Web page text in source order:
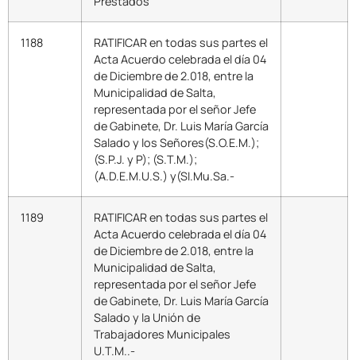
1188
RATIFICAR en todas sus partes el
Acta Acuerdo celebrada el día 04
de Diciembre de 2.018, entre la
Municipalidad de Salta,
representada por el señor Jefe
de Gabinete, Dr. Luis María García
Salado y los Señores(S.O.E.M.);
(S.P.J. y P); (S.T.M.);
(A.D.E.M.U.S.) y(SI.Mu.Sa.-
1189
RATIFICAR en todas sus partes el
Acta Acuerdo celebrada el día 04
de Diciembre de 2.018, entre la
Municipalidad de Salta,
representada por el señor Jefe
de Gabinete, Dr. Luis María García
Salado y la Unión de
Trabajadores Municipales
U.T.M..-